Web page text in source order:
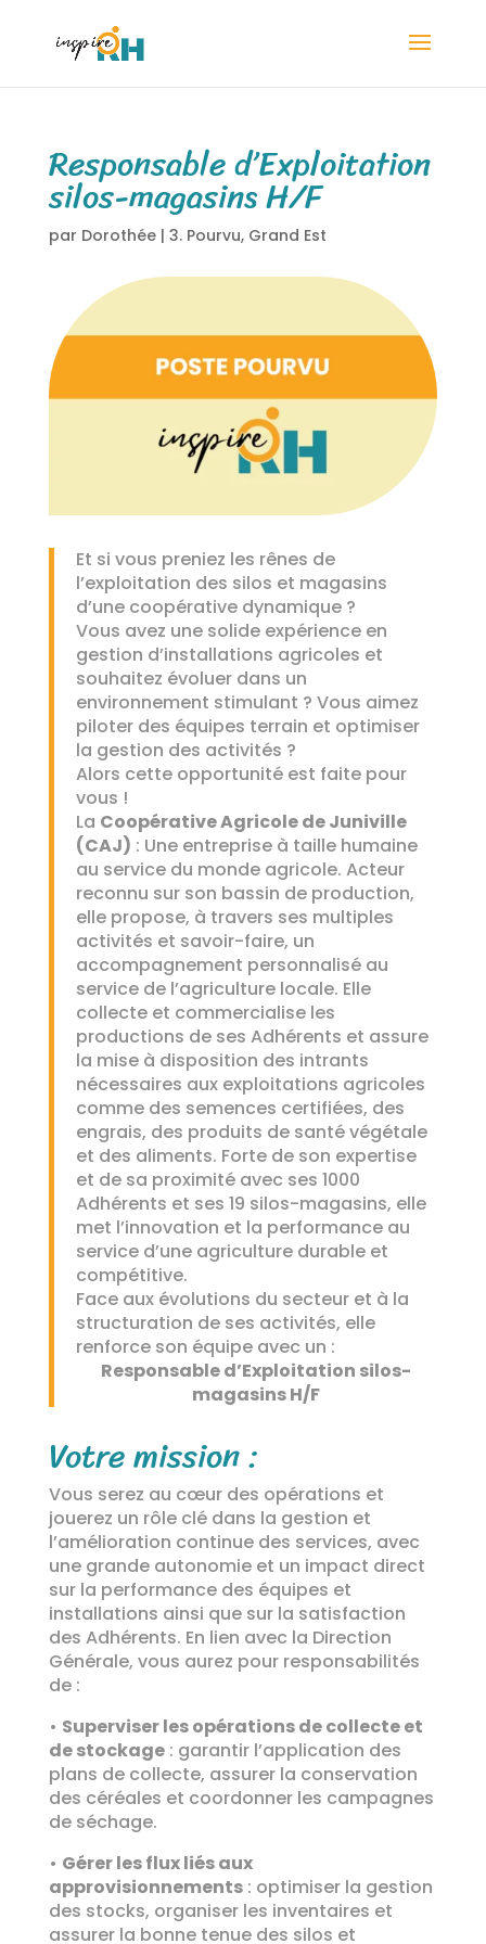
Responsable d’Exploitation
silos-magasins H/F
par Dorothée| 3. Pourvu, Grand Est
Et si vous preniez les rênes de
l’exploitation des silos et magasins
d’une coopérative dynamique ?
Vous avez une solide expérience en
gestion d’installations agricoles et
souhaitez évoluer dans un
environnement stimulant ? Vous aimez
piloter des équipes terrain et optimiser
la gestion des activités ?
Alors cette opportunité est faite pour
vous !
La Coopérative Agricole de Juniville
(CAJ) : Une entreprise à taille humaine
au service du monde agricole. Acteur
reconnu sur son bassin de production,
elle propose, à travers ses multiples
activités et savoir-faire, un
accompagnement personnalisé au
service de l’agriculture locale. Elle
collecte et commercialise les
productions de ses Adhérents et assure
la mise à disposition des intrants
nécessaires aux exploitations agricoles
comme des semences certifiées, des
engrais, des produits de santé végétale
et des aliments. Forte de son expertise
et de sa proximité avec ses 1000
Adhérents et ses 19 silos-magasins, elle
met l’innovation et la performance au
service d’une agriculture durable et
compétitive.
Face aux évolutions du secteur et à la
structuration de ses activités, elle
renforce son équipe avec un :
Responsable d’Exploitation silos-
magasins H/F
Votre mission :
Vous serez au cœur des opérations et
jouerez un rôle clé dans la gestion et
l’amélioration continue des services, avec
une grande autonomie et un impact direct
sur la performance des équipes et
installations ainsi que sur la satisfaction
des Adhérents. En lien avec la Direction
Générale, vous aurez pour responsabilités
de :
• Superviser les opérations de collecte et
de stockage: garantir l’application des
plans de collecte, assurer la conservation
des céréales et coordonner les campagnes
de séchage.
• Gérer les flux liés aux
approvisionnements: optimiser la gestion
des stocks, organiser les inventaires et
assurer la bonne tenue des silos et